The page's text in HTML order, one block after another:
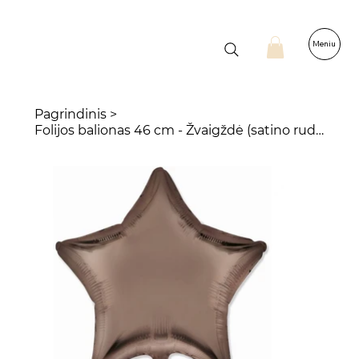
Meniu
Pagrindinis >
Folijos balionas 46 cm - Žvaigždė (satino rudos spalvos)